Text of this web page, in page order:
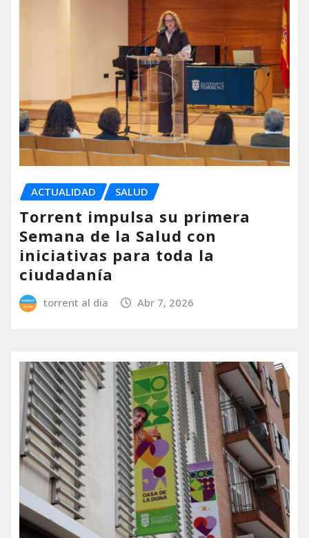
ACTUALIDAD SALUD
Torrent impulsa su primera
Semana de la Salud con
iniciativas para toda la
ciudadanía
torrent al dia Abr 7, 2026